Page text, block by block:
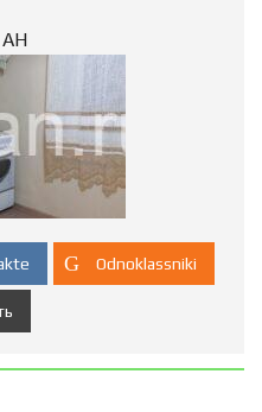
АН
Odnoklassniki